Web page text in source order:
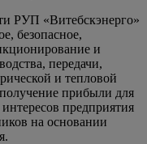
РУП «Витебскэнерго»
безопасное,
и
передачи,
и тепловой
прибыли для
предприятия
на основании